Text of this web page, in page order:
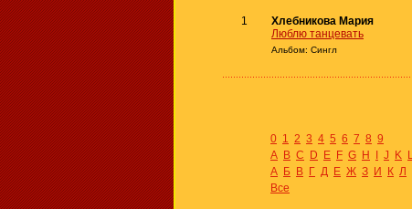
1
Хлебникова Мария
Люблю танцевать
Альбом: Сингл
0 1 2 3 4 5 6 7 8 9
A B C D E F G H I J K L
А Б В Г Д Е Ж З И К Л
Все